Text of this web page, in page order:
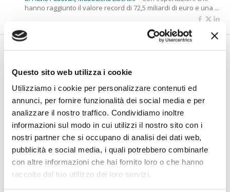
Questo sito web utilizza i cookie
Utilizziamo i cookie per personalizzare contenuti ed
annunci, per fornire funzionalità dei social media e per
analizzare il nostro traffico. Condividiamo inoltre
informazioni sul modo in cui utilizzi il nostro sito con i
nostri partner che si occupano di analisi dei dati web,
pubblicità e social media, i quali potrebbero combinarle
con altre informazioni che hai fornito loro o che hanno
raccolto dal tuo utilizzo dei loro servizi.
hanno raggiunto il valore record di 72,5 miliardi di euro e una ...
BANCAFORTE TV
Legal Design, la nuova frontiera
della relazione banca-cliente